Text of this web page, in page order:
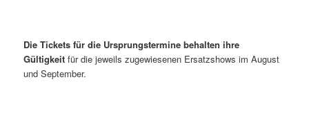
Die Tickets für die Ursprungstermine behalten ihre
Gültigkeit für die jeweils zugewiesenen Ersatzshows im August
und September.